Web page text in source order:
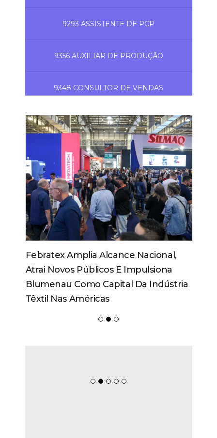
9293 ASSISTENTE DE PCP
9356 AUXILIAR DE PRODUÇÃO
9348 CONSULTOR DE VENDAS
Febratex Amplia Alcance Nacional,
Atrai Novos Públicos E Impulsiona
Blumenau Como Capital Da Indústria
Têxtil Nas Américas